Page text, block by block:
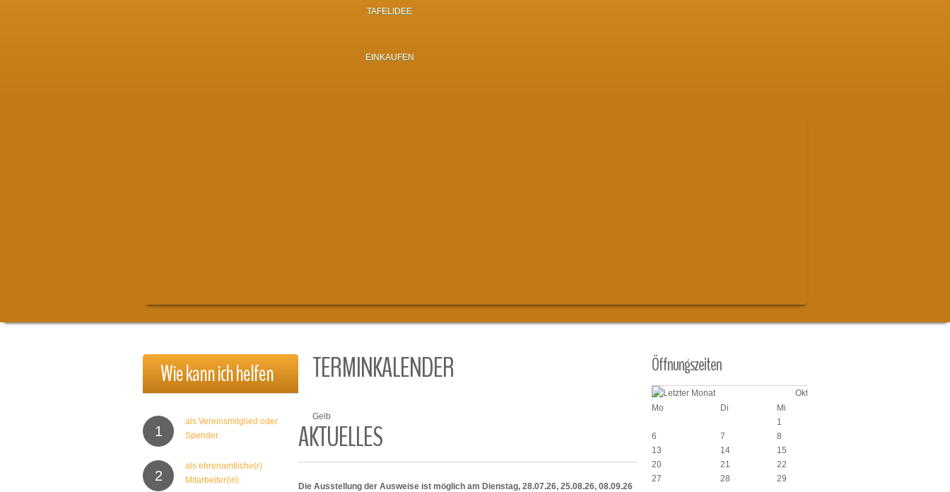
TAFELIDEE
EINKAUFEN
Wiekannichhelfen
1
als Vereinsmitglied oder
Spender
2
als ehrenamtliche(r)
Mitarbeiter(in)
TERMINKALENDER
Gelb
AKTUELLES
Die Ausstellung der Ausweise ist möglich am Dienstag, 28.07.26, 25.08.26, 08.09.26
Öffnungszeiten
Oktober 2025
Mo
Di Mi
1
6
7 8
13
14 15
20
21 22
27
28 29